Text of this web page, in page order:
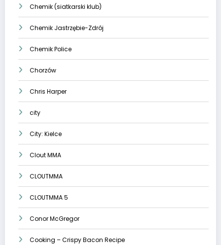
Chemik (siatkarski klub)
Chemik Jastrzębie-Zdrój
Chemik Police
Chorzów
Chris Harper
city
City: Kielce
Clout MMA
CLOUTMMA
CLOUTMMA 5
Conor McGregor
Cooking – Crispy Bacon Recipe